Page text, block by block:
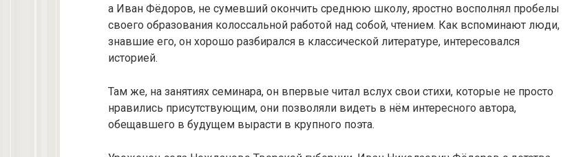
а Иван Фёдоров, не сумевший окончить среднюю школу, яростно восполнял пробелы
своего образования колоссальной работой над собой, чтением. Как вспоминают люди,
знавшие его, он хорошо разбирался в классической литературе, интересовался
историей.
Там же, на занятиях семинара, он впервые читал вслух свои стихи, которые не просто
нравились присутствующим, они позволяли видеть в нём интересного автора,
обещавшего в будущем вырасти в крупного поэта.